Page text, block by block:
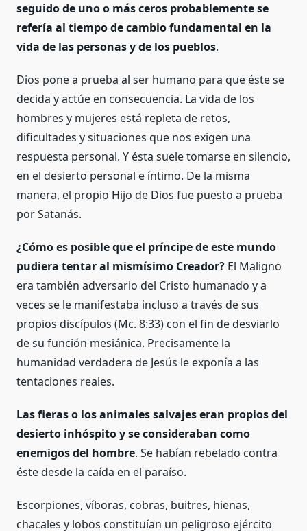
seguido de uno o más ceros probablemente se
refería al tiempo de cambio fundamental en la
vida de las personas y de los pueblos.
Dios pone a prueba al ser humano para que éste se
decida y actúe en consecuencia. La vida de los
hombres y mujeres está repleta de retos,
dificultades y situaciones que nos exigen una
respuesta personal. Y ésta suele tomarse en silencio,
en el desierto personal e íntimo. De la misma
manera, el propio Hijo de Dios fue puesto a prueba
por Satanás.
¿Cómo es posible que el príncipe de este mundo
pudiera tentar al mismísimo Creador? El Maligno
era también adversario del Cristo humanado y a
veces se le manifestaba incluso a través de sus
propios discípulos (Mc. 8:33) con el fin de desviarlo
de su función mesiánica. Precisamente la
humanidad verdadera de Jesús le exponía a las
tentaciones reales.
Las fieras o los animales salvajes eran propios del
desierto inhóspito y se consideraban como
enemigos del hombre. Se habían rebelado contra
éste desde la caída en el paraíso.
Escorpiones, víboras, cobras, buitres, hienas,
chacales y lobos constituían un peligroso ejército